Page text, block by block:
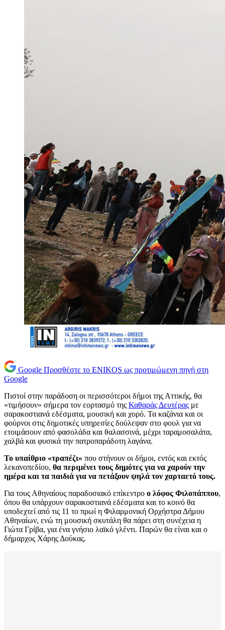
Google Προσθέστε το ENIKOS ως προτιμώμενη πηγή στη
Google
Πιστοί στην παράδοση οι περισσότεροι δήμοι της Αττικής, θα
«τιμήσουν» σήμερα τον εορτασμό της Καθαράς Δευτέρας με
σαρακοστιανά εδέσματα, μουσική και χορό. Τα καζάνια και οι
φούρνοι στις δημοτικές υπηρεσίες δούλεψαν στο φουλ για να
ετοιμάσουν από φασολάδα και θαλασσινά, μέχρι ταραμοσαλάτα,
χαλβά και φυσικά την πατροπαράδοτη λαγάνα.
Το υπαίθριο «τραπέζι» που στήνουν οι δήμοι, εντός και εκτός
λεκανοπεδίου, θα περιμένει τους δημότες για να χαρούν την
ημέρα και τα παιδιά για να πετάξουν ψηλά τον χαρταετό τους.
Για τους Αθηναίους παραδοσιακό επίκεντρο ο λόφος Φιλοπάππου,
όπου θα υπάρχουν σαρακοστιανά εδέσματα και το κοινό θα
υποδεχτεί από τις 11 το πρωί η Φιλαρμονική Ορχήστρα Δήμου
Αθηναίων, ενώ τη μουσική σκυτάλη θα πάρει στη συνέχεια η
Γιώτα Γρίβα, για ένα γνήσιο λαϊκό γλέντι. Παρών θα είναι και ο
δήμαρχος Χάρης Δούκας.